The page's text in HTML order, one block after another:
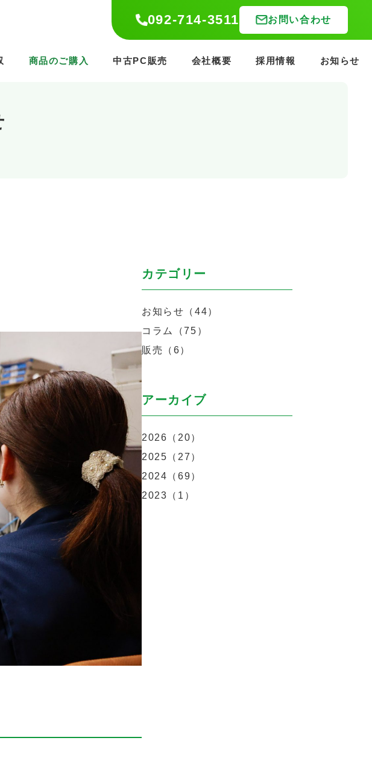
092-714-3511 お問い合わせ
商品のご購入 中古PC販売 会社概要 採用情報 お知らせ
カテゴリー
お知らせ（44）
コラム（75）
販売（6）
アーカイブ
2026（20）
2025（27）
2024（69）
2023（1）
092-714-3511 お問い合わせ
商品のご購入 中古PC販売 会社概要 採用情報 お知らせ